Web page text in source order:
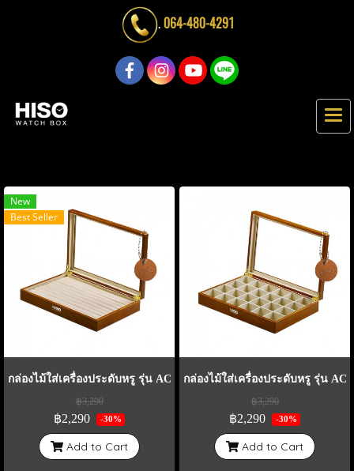
.064-480-4291
New
Best Seller
กล่องไม้ใส่เครื่องประดับหรู รุ่น AC2 ใส่แหวน
฿3,290
฿2,290 -30%
Add to Cart
กล่องไม้ใส่เครื่องประดับหรู รุ่น
฿3,290
฿2,290 -30%
Add to Cart